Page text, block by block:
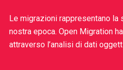
Le migrazioni rappresentano la
nostra epoca. Open Migration
attraverso l’analisi di dati